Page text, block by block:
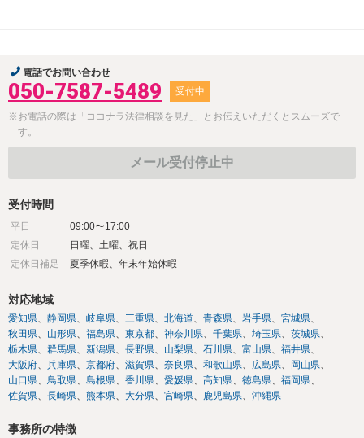
電話でお問い合わせ
050-7587-5489 受付中
※お電話の際は「ココナラ法律相談を見た」とお伝えいただくとスムーズで
す。
メール受付停止中
受付時間
平日
09:00〜17:00
定休日
日曜、土曜、祝日
定休日補足
夏季休暇、年末年始休暇
対応地域
愛知県 静岡県 岐阜県 三重県 北海道 青森県 岩手県
宮城県
秋田県
山形県 福島県 東京都 神奈川県 千葉県 埼玉県
茨城県
栃木県
群馬県 新潟県 長野県 山梨県 石川県 富山県
福井県
大阪府
兵庫県 京都府 滋賀県 奈良県 和歌山県 広島県
岡山県
山口県
鳥取県 島根県 香川県 愛媛県 高知県 徳島県
福岡県
佐賀県
長崎県 熊本県 大分県 宮崎県 鹿児島県 沖縄県
事務所の特徴